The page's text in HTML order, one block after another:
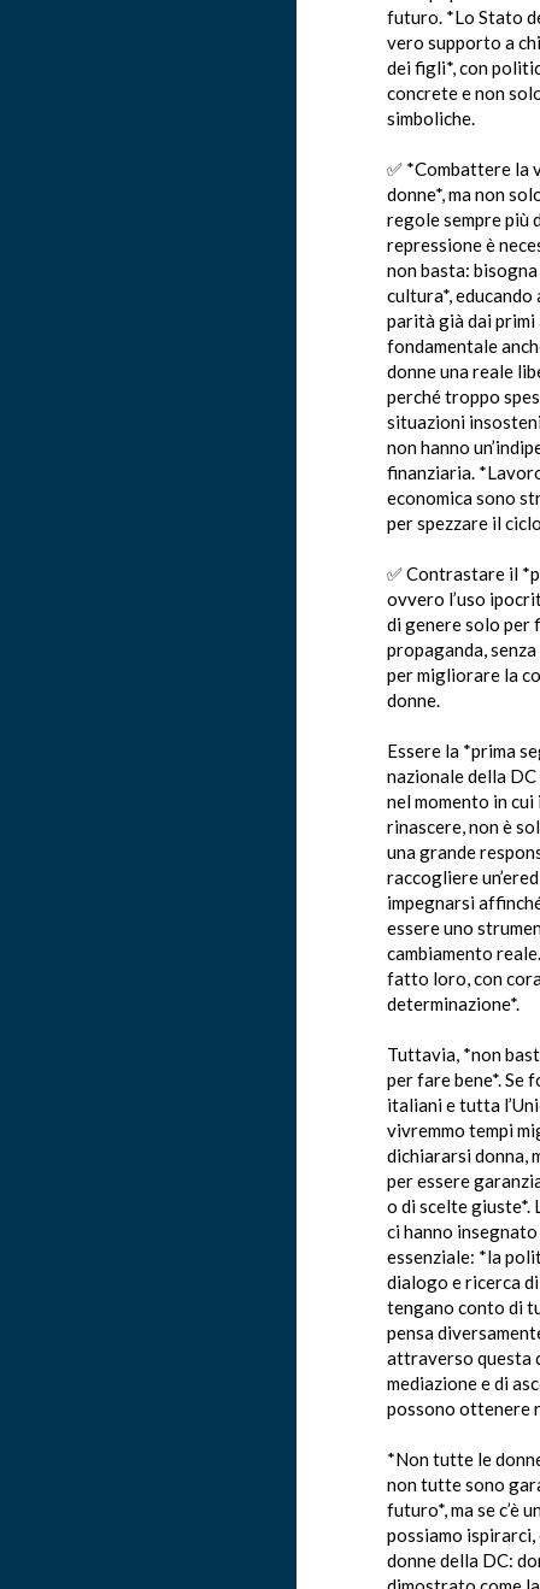
futuro. *Lo Stato
vero supporto a
dei figli*, con
concrete e non
simboliche.
✅ *Combattere la
donne*, ma non
regole sempre più
repressione è
non basta:
cultura*,
parità già dai primi
fondamentale
donne una reale
perché troppo
situazioni
non hanno
finanziaria.
economica sono
per spezzare il
✅ Contrastare il
ovvero l’uso
di genere solo per
propaganda,
per migliorare la
donne.
Essere la *prima
nazionale della
nel momento in
rinascere, non è
una grande
raccogliere
impegnarsi
essere uno
cambiamento
fatto loro, con
determinazione*.
Tuttavia, *non
per fare bene*. Se
italiani e tutta
vivremmo tempi
dichiararsi donna,
per essere
o di scelte giuste*.
ci hanno
essenziale: *la
dialogo e ricerca
tengano conto di
pensa
attraverso questa
mediazione e di
possono ottenere
*Non tutte le
non tutte sono
futuro*, ma se c’è
possiamo ispirarci,
donne della DC: